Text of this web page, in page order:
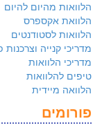
הלוואות מהיום להיום
הלוואת אקספרס
הלוואות לסטודנטים
מדריכי קנייה
מדריכי הלוואות
טיפים להלוואות
הלוואה מיידית
פורומים